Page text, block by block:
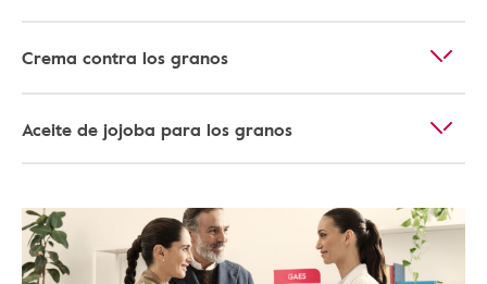
Crema contra los granos
Aceite de jojoba para los granos